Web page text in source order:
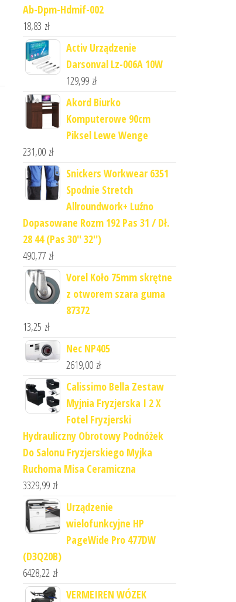
Ab-Dpm-Hdmif-002
18,83 zł
Activ Urządzenie
Darsonval Lz-006A 10W
129,99 zł
Akord Biurko
Komputerowe 90cm
Piksel Lewe Wenge
231,00 zł
Snickers Workwear 6351
Spodnie Stretch
Allroundwork+ Luźno
Dopasowane Rozm 192 Pas 31 / Dł.
28 44 (Pas 30'' 32'')
490,77 zł
Vorel Koło 75mm skrętne
z otworem szara guma
87372
13,25 zł
Nec NP405
2619,00 zł
Calissimo Bella Zestaw
Myjnia Fryzjerska I 2 X
Fotel Fryzjerski
Hydrauliczny Obrotowy Podnóżek
Do Salonu Fryzjerskiego Myjka
Ruchoma Misa Ceramiczna
3329,99 zł
Urządzenie
wielofunkcyjne HP
PageWide Pro 477DW
(D3Q20B)
6428,22 zł
VERMEIREN WÓZEK